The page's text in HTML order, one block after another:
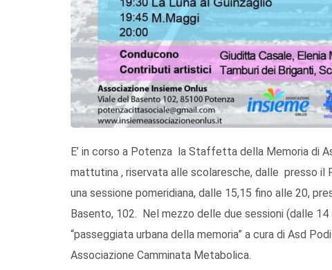
E’ in corso a Potenza la Staffetta della Memoria di
mattutina , riservata alle scolaresche, dalle presso il
una sessione pomeridiana, dalle 15,15 fino alle 20,
Basento, 102. Nel mezzo delle due sessioni (dalle
“passeggiata urbana della memoria” a cura di Asd
Associazione Camminata Metabolica.